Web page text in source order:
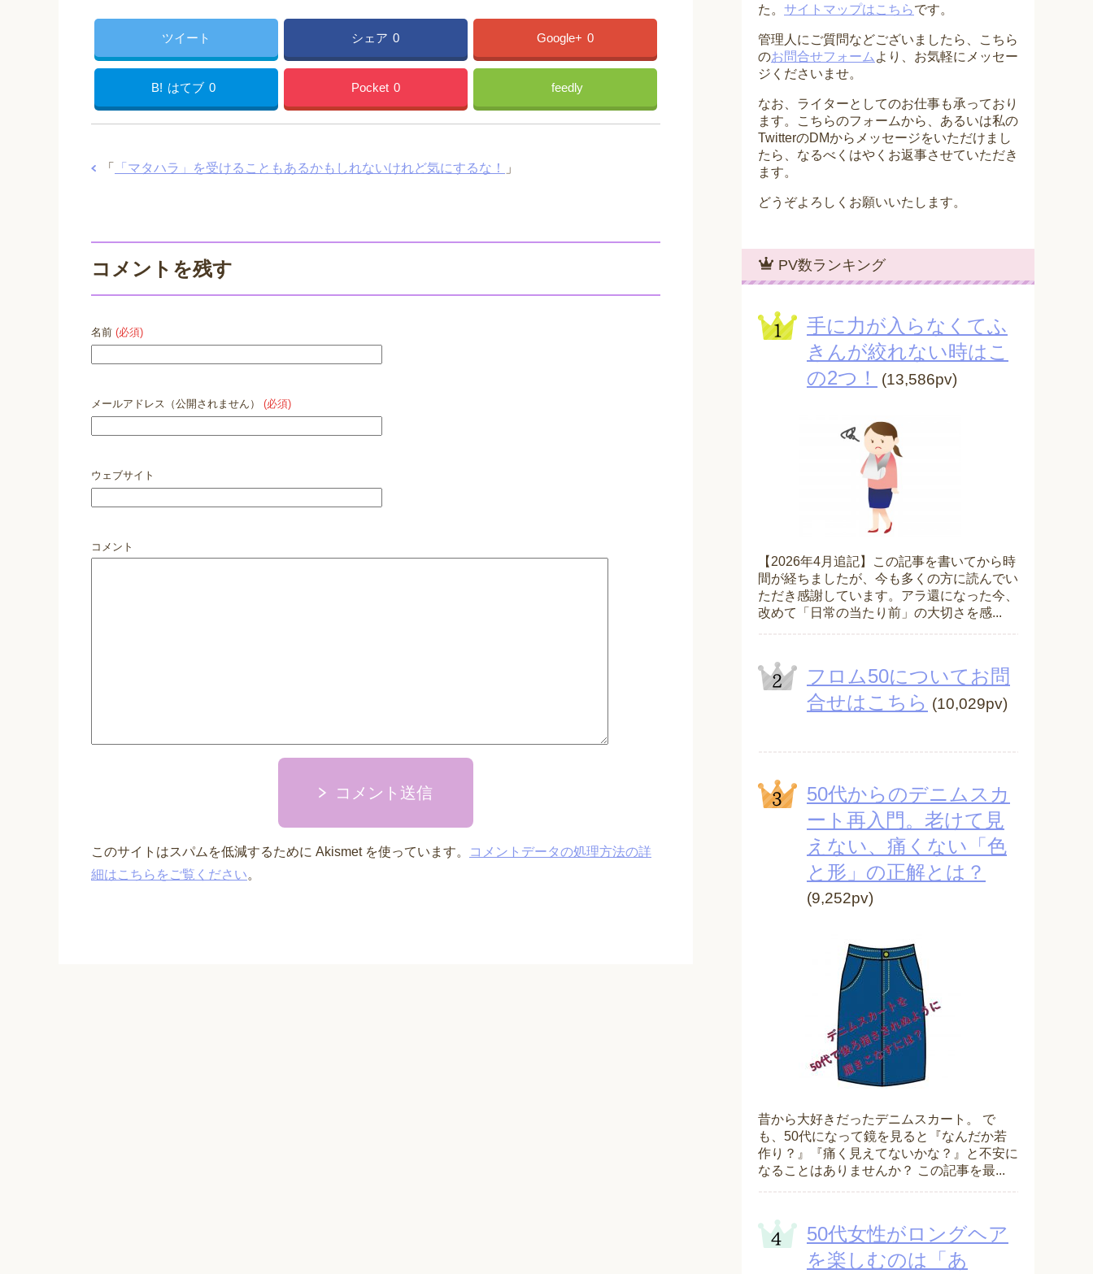
ツイート シェア 0 Google+ 0
B! はてブ 0 Pocket 0 feedly
「 「マタハラ」を受けることもあるかもしれないけれど気にするな！ 」
コメントを残す
名前 (必須)
メールアドレス（公開されません） (必須)
ウェブサイト
コメント
コメント送信
このサイトはスパムを低減するために Akismet を使っています。
コメントデータの処理方法の詳
細はこちらをご覧ください。
た。 サイトマップはこちらです。
管理人にご質問などございましたら、こちら
のお問合せフォーム より、お気軽にメッセー
ジくださいませ。
なお、ライターとしてのお仕事も承っており
ます。こちらのフォームから、あるいは私の
TwitterのDMからメッセージをいただけまし
たら、なるべくはやくお返事させていただき
ます。
どうぞよろしくお願いいたします。
PV数ランキング
手に力が入らなくてふ
きんが絞れない時はこ
の2つ！
(13,586pv)
【2026年4月追記】この記事を書いてから時
間が経ちましたが、今も多くの方に読んでい
ただき感謝しています。アラ還になった今、
改めて「日常の当たり前」の大切さを感...
フロム50についてお問
合せはこちら (10,029pv)
50代からのデニムスカ
ート再入門。老けて見
えない、痛くない「色
と形」の正解とは？
(9,252pv)
昔から大好きだったデニムスカート。 で
も、50代になって鏡を見ると『なんだか若
作り？』『痛く見えてないかな？』と不安に
なることはありませんか？ この記事を最...
50代女性がロングヘア
を楽しむのは「あ